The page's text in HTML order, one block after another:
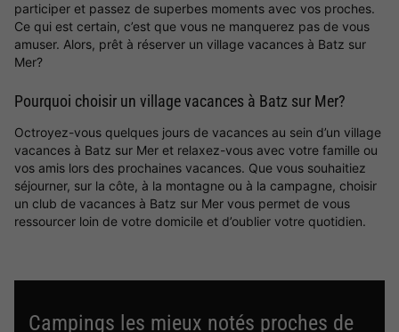
participer et passez de superbes moments avec vos proches.
Ce qui est certain, c’est que vous ne manquerez pas de vous
amuser. Alors, prêt à réserver un village vacances à Batz sur
Mer?
Pourquoi choisir un village vacances à Batz sur Mer?
Octroyez-vous quelques jours de vacances au sein d’un village
vacances à Batz sur Mer et relaxez-vous avec votre famille ou
vos amis lors des prochaines vacances. Que vous souhaitiez
séjourner, sur la côte, à la montagne ou à la campagne, choisir
un club de vacances à Batz sur Mer vous permet de vous
ressourcer loin de votre domicile et d’oublier votre quotidien.
Campings les mieux notés proches de